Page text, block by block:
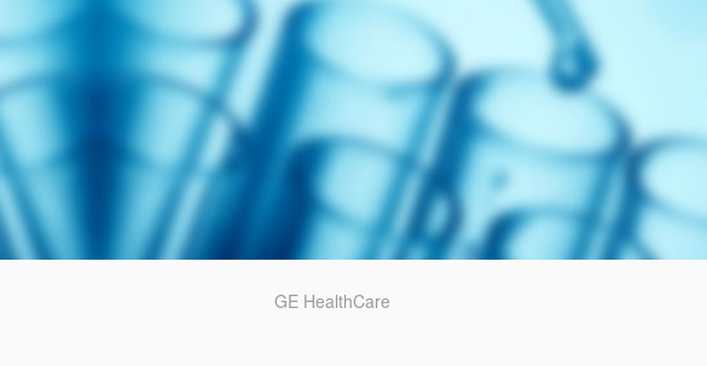
GE HealthCare